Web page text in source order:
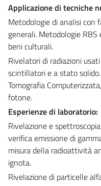
Applicazione di tecniche
Metodologie di analisi con
generali. Metodologie RBS
beni culturali.
Rivelatori di radiazioni
scintillatori e a stato
Tomografia
fotone.
Esperienze di laboratorio:
Rivelazione e
verifica emissione di
misura della radioattività
ignota.
Rivelazione di particelle